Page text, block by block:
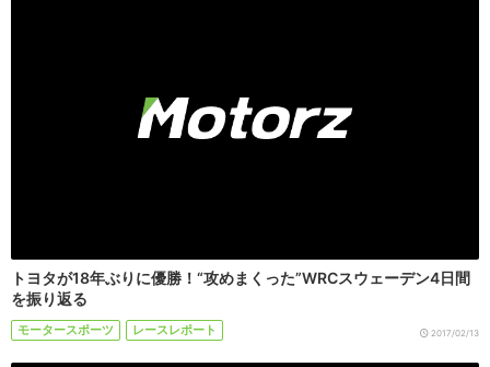
トヨタが18年ぶりに優勝！“攻めまくった”WRCスウェーデン4日間
を振り返る
モータースポーツ レースレポート 2017/02/13